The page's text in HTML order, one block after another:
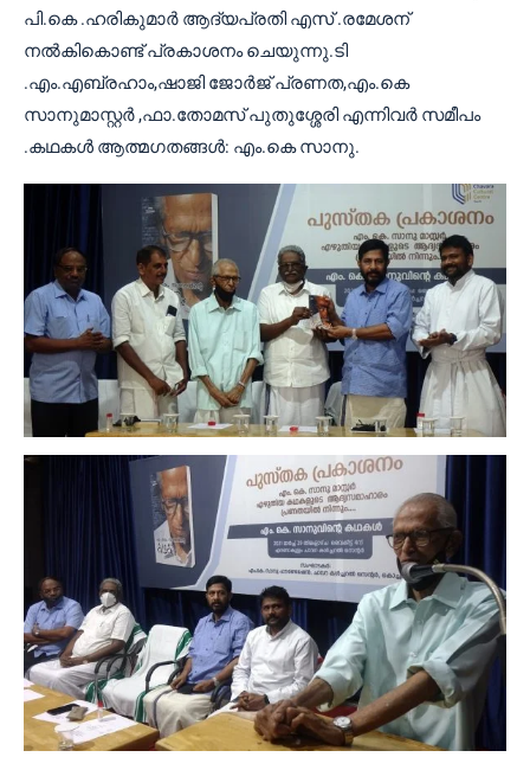
പി.കെ .ഹരികുമാർ ആദ്യപ്രതി എസ് .രമേശന്
നൽകികൊണ്ട് പ്രകാശനം ചെയുന്നു.ടി
.എം.എബ്രഹാം,ഷാജി ജോർജ് പ്രണത,എം.കെ
സാനുമാസ്റ്റർ ,ഫാ.തോമസ് പുതുശ്ശേരി എന്നിവർ സമീപം
.കഥകൾ ആത്മഗതങ്ങൾ: എം.കെ സാനു.